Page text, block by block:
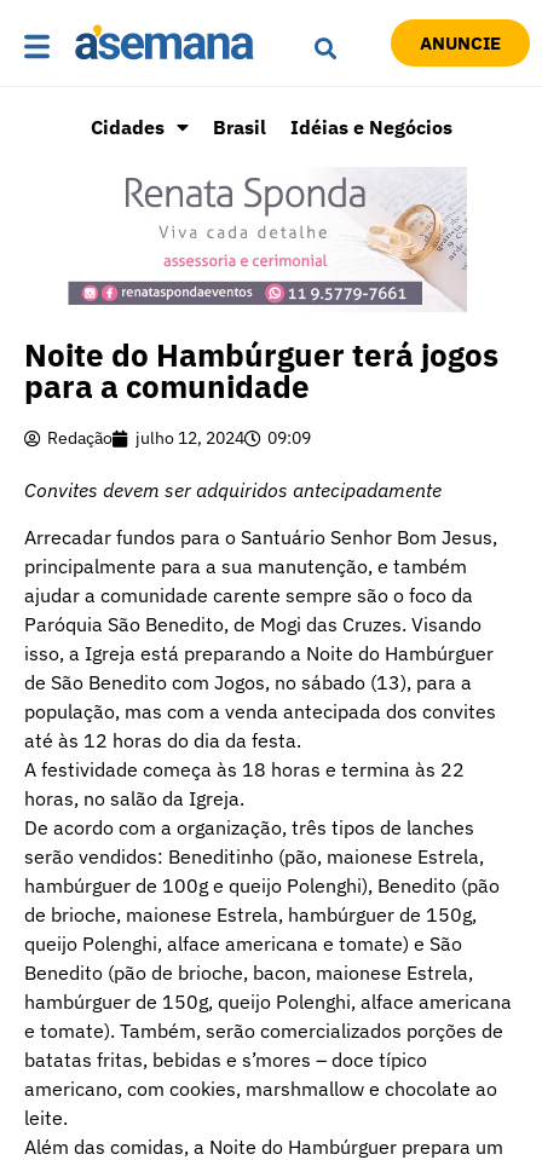
ANUNCIE
Cidades Brasil Idéias e Negócios
Noite do Hambúrguer terá jogos
para a comunidade
Redação julho 12, 2024 09:09
Convites devem ser adquiridos antecipadamente
Arrecadar fundos para o Santuário Senhor Bom Jesus,
principalmente para a sua manutenção, e também
ajudar a comunidade carente sempre são o foco da
Paróquia São Benedito, de Mogi das Cruzes. Visando
isso, a Igreja está preparando a Noite do Hambúrguer
de São Benedito com Jogos, no sábado (13), para a
população, mas com a venda antecipada dos convites
até às 12 horas do dia da festa.
A festividade começa às 18 horas e termina às 22
horas, no salão da Igreja.
De acordo com a organização, três tipos de lanches
serão vendidos: Beneditinho (pão, maionese Estrela,
hambúrguer de 100g e queijo Polenghi), Benedito (pão
de brioche, maionese Estrela, hambúrguer de 150g,
queijo Polenghi, alface americana e tomate) e São
Benedito (pão de brioche, bacon, maionese Estrela,
hambúrguer de 150g, queijo Polenghi, alface americana
e tomate). Também, serão comercializados porções de
batatas fritas, bebidas e s’mores – doce típico
americano, com cookies, marshmallow e chocolate ao
leite.
Além das comidas, a Noite do Hambúrguer prepara um